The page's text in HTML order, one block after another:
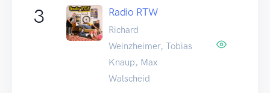
3 Radio RTW
Richard
Weinzheimer, Tobias
Knaup, Max
Walscheid